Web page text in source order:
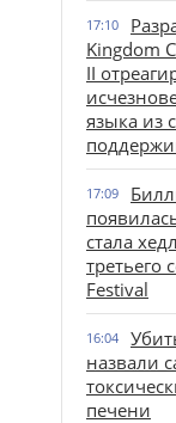
17:10
Kingdom
II
языка из
17:09
стала
третьего
Festival
16:04
назвали
печени